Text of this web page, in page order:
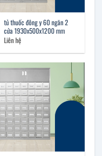
tủ thuốc đông y 60 ngăn 2
cửa 1930x500x1200 mm
Liên hệ